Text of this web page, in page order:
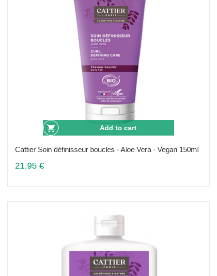
Add to cart
Cattier Soin définisseur boucles - Aloe Vera - Vegan 150ml
21,95 €